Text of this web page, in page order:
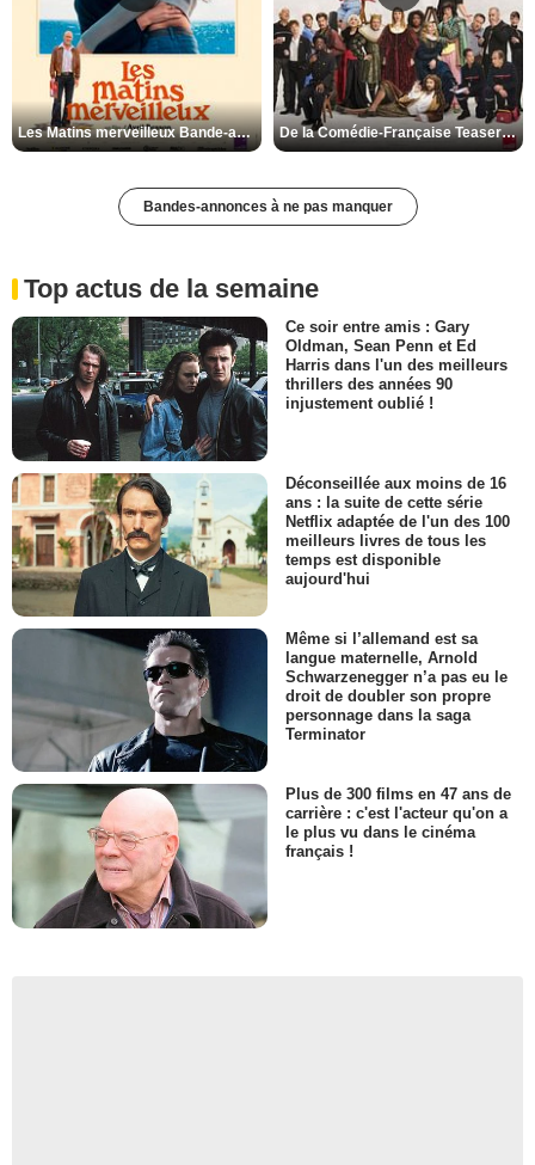
Les Matins merveilleux Bande-annonce VF De la Comédie-Française Teaser VF
Bandes-annonces à ne pas manquer
Top actus de la semaine
Ce soir entre amis : Gary
Oldman, Sean Penn et Ed
Harris dans l'un des meilleurs
thrillers des années 90
injustement oublié !
Déconseillée aux moins de 16
ans : la suite de cette série
Netflix adaptée de l'un des 100
meilleurs livres de tous les
temps est disponible
aujourd'hui
Même si l’allemand est sa
langue maternelle, Arnold
Schwarzenegger n’a pas eu le
droit de doubler son propre
personnage dans la saga
Terminator
Plus de 300 films en 47 ans de
carrière : c'est l'acteur qu'on a
le plus vu dans le cinéma
français !